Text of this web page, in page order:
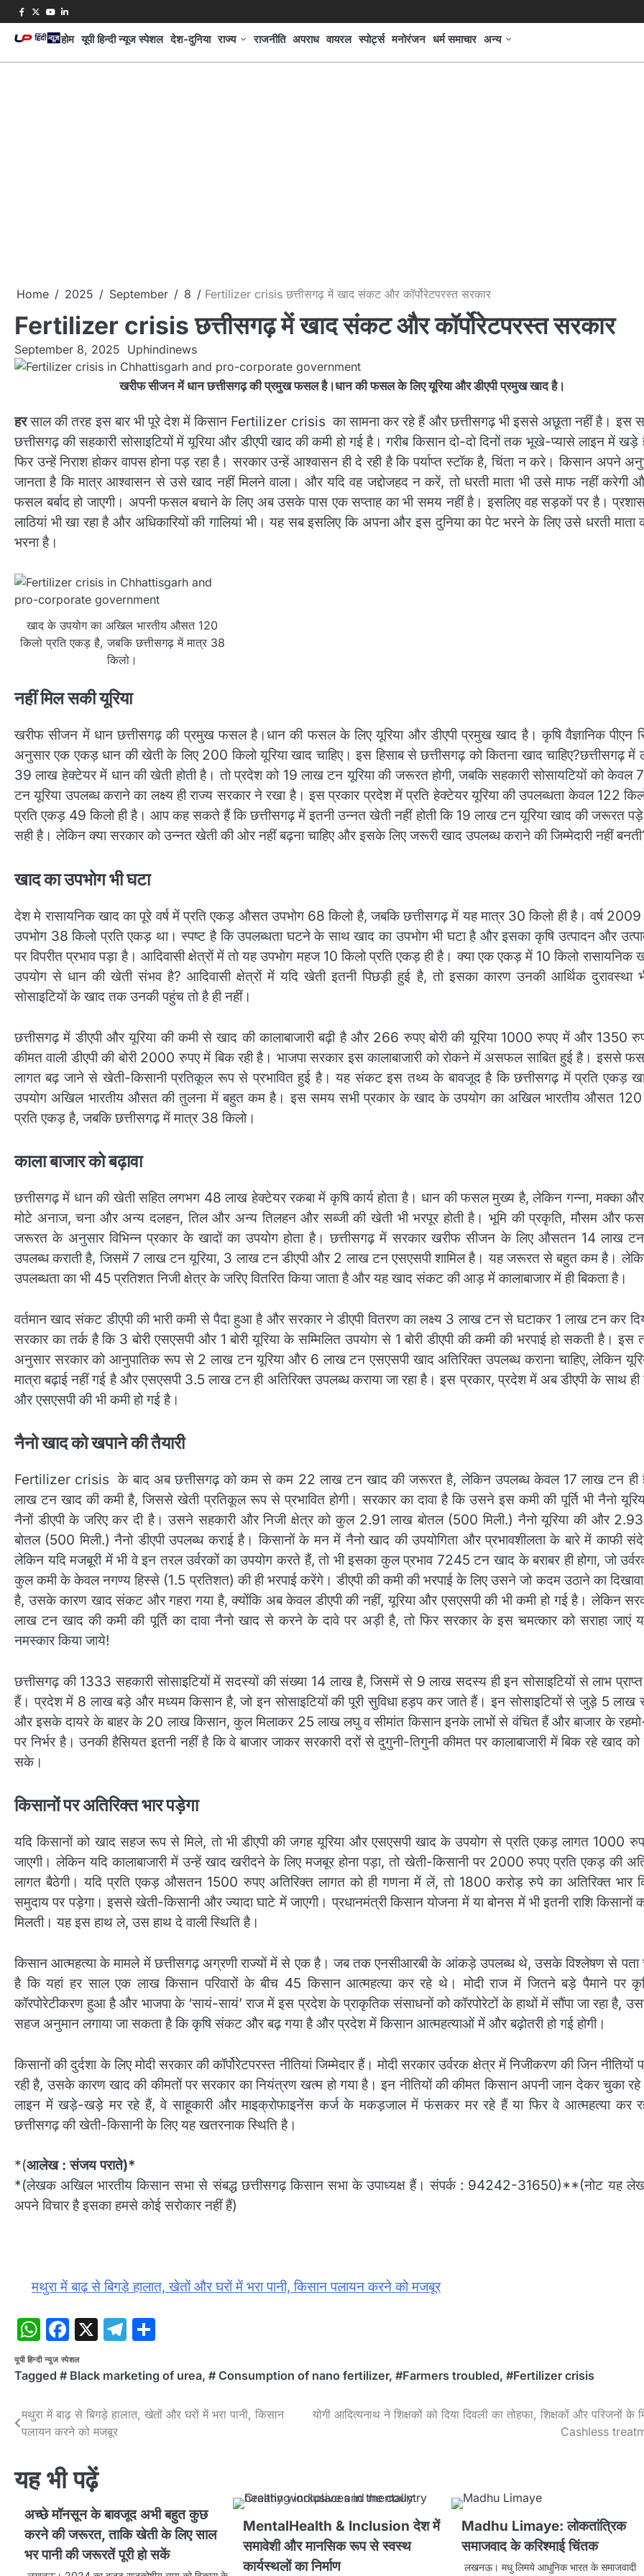
Skip
to
content
Facebook
Twitter
YoutubeLinkedin
होम यूपी हिन्दी न्यूज स्पेशल देश-दुनिया राज्य राजनीति अपराध वायरल स्पोर्ट्स मनोरंजन धर्म समाचार अन्य
Home 2025 September 8 Fertilizer crisis छत्तीसगढ़ में खाद संकट और कॉर्पोरेटपरस्त सरकार
Fertilizer crisis छत्तीसगढ़ में खाद संकट और कॉर्पोरेटपरस्त सरकार
September 8, 2025 Uphindinews
खरीफ सीजन में धान छत्तीसगढ़ की प्रमुख फसल है।धान की फसल के लिए यूरिया और डीएपी प्रमुख खाद है।
हरसाल की तरह इस बार भी पूरे देश में किसान Fertilizer crisis का सामना कर रहे हैं और छत्तीसगढ़ भी इससे अछूता नहीं है। इस
छत्तीसगढ़ की सहकारी सोसाइटियों में यूरिया और डीएपी खाद की कमी हो गई है। गरीब किसान दो-दो दिनों तक भूखे-प्यासे लाइन में
फिर उन्हें निराश होकर वापस होना पड़ रहा है। सरकार उन्हें आश्वासन ही दे रही है कि पर्याप्त स्टॉक है, चिंता न करे। किसान अपने
जानता है कि मात्र आश्वासन से उसे खाद नहीं मिलने वाला। और यदि वह जद्दोजहद न करें, तो धरती माता भी उसे माफ नहीं करेगी
फसल बर्बाद हो जाएगी। अपनी फसल बचाने के लिए अब उसके पास एक सप्ताह का भी समय नहीं है। इसलिए वह सड़कों पर है।
लाठियां भी खा रहा है और अधिकारियों की गालियां भी। यह सब इसलिए कि अपना और इस दुनिया का पेट भरने के लिए उसे धरती माता
भरना है।
खाद के उपयोग का अखिल भारतीय औसत 120
किलो प्रति एकड़ है, जबकि छत्तीसगढ़ में मात्र 38
किलो।
नहीं मिल सकी यूरिया
खरीफ सीजन में धान छत्तीसगढ़ की प्रमुख फसल है।धान की फसल के लिए यूरिया और डीएपी प्रमुख खाद है। कृषि वैज्ञानिक पीएन
अनुसार एक एकड़ धान की खेती के लिए 200 किलो यूरिया खाद चाहिए। इस हिसाब से छत्तीसगढ़ को कितना खाद चाहिए?छत्तीसगढ़ में
39 लाख हेक्टेयर में धान की खेती होती है। तो प्रदेश को 19 लाख टन यूरिया की जरूरत होगी, जबकि सहकारी सोसायटियों को केवल
टन यूरिया उपलब्ध कराने का लक्ष्य ही राज्य सरकार ने रखा है। इस प्रकार प्रदेश में प्रति हेक्टेयर यूरिया की उपलब्धता केवल 122
प्रति एकड़ 49 किलो ही है। आप कह सकते हैं कि छत्तीसगढ़ में इतनी उन्नत खेती नहीं होती कि 19 लाख टन यूरिया खाद की जरूरत
सही है। लेकिन क्या सरकार को उन्नत खेती की ओर नहीं बढ़ना चाहिए और इसके लिए जरूरी खाद उपलब्ध कराने की जिम्मेदारी नहीं
खाद का उपभोग भी घटा
देश मे रासायनिक खाद का पूरे वर्ष में प्रति एकड़ औसत उपभोग 68 किलो है, जबकि छत्तीसगढ़ में यह मात्र 30 किलो ही है। वर्ष
उपभोग 38 किलो प्रति एकड़ था। स्पष्ट है कि उपलब्धता घटने के साथ खाद का उपभोग भी घटा है और इसका कृषि उत्पादन और
पर विपरीत प्रभाव पड़ा है। आदिवासी क्षेत्रों में तो यह उपभोग महज 10 किलो प्रति एकड़ ही है। क्या एक एकड़ में 10 किलो रासायनिक
उपयोग से धान की खेती संभव है? आदिवासी क्षेत्रों में यदि खेती इतनी पिछड़ी हुई है, तो इसका कारण उनकी आर्थिक दुरावस्था
सोसाइटियों के खाद तक उनकी पहुंच तो है ही नहीं।
छत्तीसगढ़ में डीएपी और यूरिया की कमी से खाद की कालाबाजारी बढ़ी है और 266 रुपए बोरी की यूरिया 1000 रुपए में और 1350
कीमत वाली डीएपी की बोरी 2000 रुपए में बिक रही है। भाजपा सरकार इस कालाबाजारी को रोकने में असफल साबित हुई है। इससे
लागत बढ़ जाने से खेती-किसानी प्रतिकूल रूप से प्रभावित हुई है। यह संकट इस तथ्य के बावजूद है कि छत्तीसगढ़ में प्रति एकड़
उपयोग अखिल भारतीय औसत की तुलना में बहुत कम है। इस समय सभी प्रकार के खाद के उपयोग का अखिल भारतीय औसत 120
प्रति एकड़ है, जबकि छत्तीसगढ़ में मात्र 38 किलो।
काला बाजार को बढ़ावा
छत्तीसगढ़ में धान की खेती सहित लगभग 48 लाख हेक्टेयर रकबा में कृषि कार्य होता है। धान की फसल मुख्य है, लेकिन गन्ना, मक्का
मोटे अनाज, चना और अन्य दलहन, तिल और अन्य तिलहन और सब्जी की खेती भी भरपूर होती है। भूमि की प्रकृति, मौसम और
जरूरत के अनुसार विभिन्न प्रकार के खादों का उपयोग होता है। छत्तीसगढ़ में सरकार खरीफ सीजन के लिए औसतन 14 लाख
उपलब्ध कराती है, जिसमें 7 लाख टन यूरिया, 3 लाख टन डीएपी और 2 लाख टन एसएसपी शामिल है। यह जरूरत से बहुत कम है।
उपलब्धता का भी 45 प्रतिशत निजी क्षेत्र के जरिए वितरित किया जाता है और यह खाद संकट की आड़ में कालाबाजार में ही बिकता है।
वर्तमान खाद संकट डीएपी की भारी कमी से पैदा हुआ है और सरकार ने डीएपी वितरण का लक्ष्य 3 लाख टन से घटाकर 1 लाख टन कर
सरकार का तर्क है कि 3 बोरी एसएसपी और 1 बोरी यूरिया के सम्मिलित उपयोग से 1 बोरी डीएपी की कमी की भरपाई हो सकती है। इस
अनुसार सरकार को आनुपातिक रूप से 2 लाख टन यूरिया और 6 लाख टन एसएसपी खाद अतिरिक्त उपलब्ध कराना चाहिए, लेकिन
मात्रा बढ़ाई नहीं गई है और एसएसपी 3.5 लाख टन ही अतिरिक्त उपलब्ध कराया जा रहा है। इस प्रकार, प्रदेश में अब डीएपी के साथ ही
और एसएसपी की भी कमी हो गई है।
नैनो खाद को खपाने की तैयारी
Fertilizer crisis के बाद अब छत्तीसगढ़ को कम से कम 22 लाख टन खाद की जरूरत है, लेकिन उपलब्ध केवल 17 लाख टन ही
लाख टन खाद की कमी है, जिससे खेती प्रतिकूल रूप से प्रभावित होगी। सरकार का दावा है कि उसने इस कमी की पूर्ति भी नैनो
नैनों डीएपी के जरिए कर दी है। उसने सहकारी और निजी क्षेत्र को कुल 2.91 लाख बोतल (500 मिली.) नैनो यूरिया की और
बोतल (500 मिली.) नैनो डीएपी उपलब्ध कराई है। किसानों के मन में नैनो खाद की उपयोगिता और प्रभावशीलता के बारे में काफी
लेकिन यदि मजबूरी में भी वे इन तरल उर्वरकों का उपयोग करते हैं, तो भी इसका कुल प्रभाव 7245 टन खाद के बराबर ही होगा, जो
कुल कमी के केवल नगण्य हिस्से (1.5 प्रतिशत) की ही भरपाई करेंगे। डीएपी की कमी की भरपाई के लिए उसने जो कदम उठाने का दिखावा
है, उसके कारण खाद संकट और गहरा गया है, क्योंकि अब केवल डीएपी की नहीं, यूरिया और एसएसपी की भी कमी हो गई है। लेकिन
लाख टन खाद की कमी की पूर्ति का दावा नैनो खाद से करने के दावे पर अड़ी है, तो फिर सरकार के इस चमत्कार को सराहा जाएं
नमस्कार किया जाये!
छत्तीसगढ़ की 1333 सहकारी सोसाइटियों में सदस्यों की संख्या 14 लाख है, जिसमें से 9 लाख सदस्य ही इन सोसाइटियों से लाभ
हैं। प्रदेश में 8 लाख बड़े और मध्यम किसान है, जो इन सोसाइटियों की पूरी सुविधा हड़प कर जाते हैं। इन सोसाइटियों से जुड़े 5 लाख
और इसके दायरे के बाहर के 20 लाख किसान, कुल मिलाकर 25 लाख लघु व सीमांत किसान इनके लाभों से वंचित हैं और बाजार के
पर निर्भर है। उनकी हैसियत इतनी नहीं है कि वे बाजार जाकर सरकारी दरों से दुगुनी-तिगुनी कीमत पर कालाबाजारी में बिक रहे खाद
सके।
किसानों पर अ​तिरिक्त भार पड़ेगा
यदि किसानों को खाद सहज रूप से मिले, तो भी डीएपी की जगह यूरिया और एसएसपी खाद के उपयोग से प्रति एकड़ लागत 1000
जाएगी। लेकिन यदि कालाबाजारी में उन्हें खाद खरीदने के लिए मजबूर होना पड़ा, तो खेती-किसानी पर 2000 रुपए प्रति एकड़ की
लागत बैठेगी। यदि प्रति एकड़ औसतन 1500 रुपए अतिरिक्त लागत को ही गणना में लें, तो 1800 करोड़ रुपे का अतिरिक्त भार
समुदाय पर पड़ेगा। इससे खेती-किसानी और ज्यादा घाटे में जाएगी। प्रधानमंत्री किसान योजना में या बोनस में भी इतनी राशि किसानों
मिलती। यह इस हाथ ले, उस हाथ दे वाली स्थिति है।
किसान आत्महत्या के मामले में छत्तीसगढ़ अग्रणी राज्यों में से एक है। जब तक एनसीआरबी के आंकड़े उपलब्ध थे, उसके विश्लेषण से पता
है कि यहां हर साल एक लाख किसान परिवारों के बीच 45 किसान आत्महत्या कर रहे थे। मोदी राज में जितने बड़े पैमाने पर
कॉरपोरेटीकरण हुआ है और भाजपा के ‘सायं-सायं’ राज में इस प्रदेश के प्राकृतिक संसाधनों को कॉरपोरेटों के हाथों में सौंपा जा रहा है,
सहज अनुमान लगाया जा सकता है कि कृषि संकट और बढ़ गया है और प्रदेश में किसान आत्महत्याओं में और बढ़ोतरी हो गई होगी।
किसानों की दुर्दशा के लिए मोदी सरकार की कॉर्पोरेटपरस्त नीतियां जिम्मेदार हैं। मोदी सरकार उर्वरक क्षेत्र में निजीकरण की जिन नीतियों
रही है, उसके कारण खाद की कीमतों पर सरकार का नियंत्रण खत्म हो गया है। इन नीतियों की कीमत किसान अपनी जान देकर चुका
लाइन में खड़े-खड़े मर रहे हैं, वे साहूकारी और माइक्रोफाइनेंस कर्ज के मकड़जाल में फंसकर मर रहे हैं या फिर वे आत्महत्या कर
छत्तीसगढ़ की खेती-किसानी के लिए यह खतरनाक स्थिति है।
*(आलेख : संजय पराते)*
*(लेखक अखिल भारतीय किसान सभा से संबद्ध छत्तीसगढ़ किसान सभा के उपाध्यक्ष हैं। संपर्क : 94242-31650)**(नोट यह
अपने विचार है इसका हमसे कोई सरोकार नहीं हैं)
म​थुरा में बाढ़ से बिगड़े हालात, खेतों और घरों में भरा पानी, किसान पलायन करने को मजबूर
WhatsApp
Facebook
X Telegram
यूपी हिन्दी न्यूज स्पेशल
Tagged # Black marketing of urea, # Consumption of nano fertilizer, #Farmers troubled, #Fertilizer crisis
Post
म​थुरा में बाढ़ से बिगड़े हालात, खेतों और घरों में भरा पानी, किसान
पलायन करने को मजबूर
योगी आदित्यनाथ ने शिक्षकों को दिया दिवली का तोहफा, शिक्षकों और परिजनों के
Cashless
यह भी पढ़ें
अच्छे मॉनसून के बावजूद अभी बहुत कुछ
करने की जरूरत, ताकि खेती के लिए साल
भर पानी की जरूरतें पूरी हो सकें
MentalHealth & Inclusion देश में
समावेशी और मानसिक रूप से स्वस्थ
कार्यस्थलों का निर्माण
Madhu Limaye: लोकतांत्रिक
समाजवाद के करिश्माई चिंतक
लखनऊ। मधु लिमये आधुनिक भारत के समाजवादी